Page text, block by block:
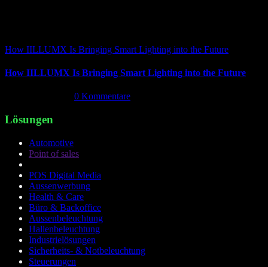
How IILLUMX Is Bringing Smart Lighting into the Future
How IILLUMX Is Bringing Smart Lighting into the Future
0 Kommentare
Lösungen
Automotive
Point of sales
POS Digital Media
Aussenwerbung
Health & Care
Büro & Backoffice
Aussenbeleuchtung
Hallenbeleuchtung
Industrielösungen
Sicherheits- & Notbeleuchtung
Steuerungen